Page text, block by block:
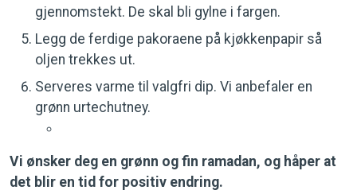
gjennomstekt. De skal bli gylne i fargen.
Legg de ferdige pakoraene på kjøkkenpapir så
oljen trekkes ut.
Serveres varme til valgfri dip. Vi anbefaler en
grønn urtechutney.
Vi ønsker deg en grønn og fin ramadan, og håper at
det blir en tid for positiv endring.